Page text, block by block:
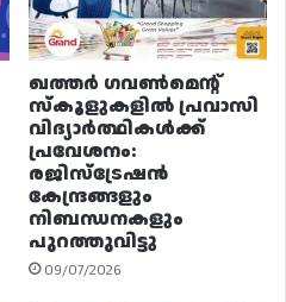
ഖത്തർ ഗവൺമെന്റ്
സ്കൂളുകളിൽ പ്രവാസി
വിദ്യാർത്ഥികൾക്ക്
പ്രവേശനം:
രജിസ്ട്രേഷൻ
കേന്ദ്രങ്ങളും
നിബന്ധനകളും
പുറത്തുവിട്ടു
09/07/2026